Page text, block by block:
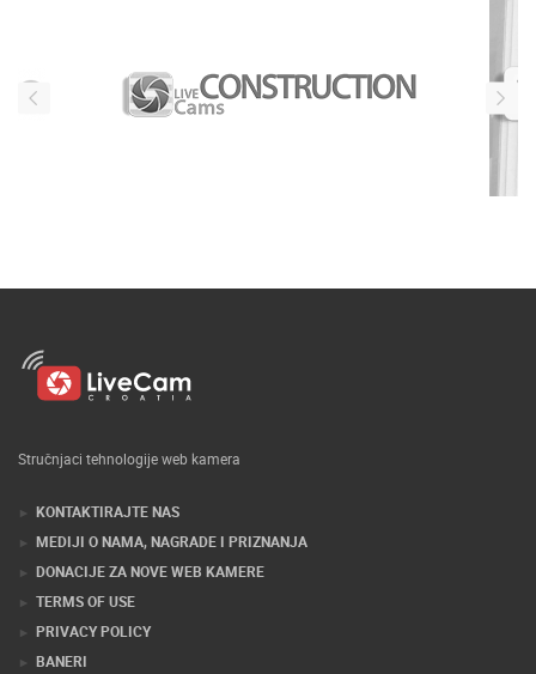
Stručnjaci tehnologije web kamera
KONTAKTIRAJTE NAS
MEDIJI O NAMA, NAGRADE I PRIZNANJA
DONACIJE ZA NOVE WEB KAMERE
TERMS OF USE
PRIVACY POLICY
BANERI